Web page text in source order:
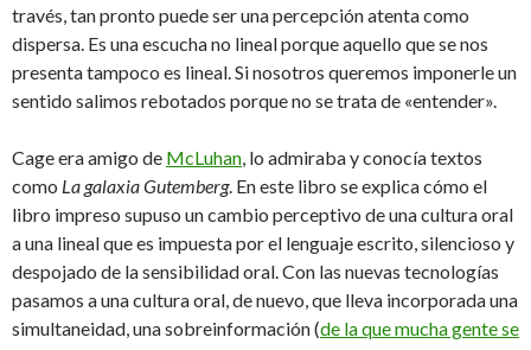
través, tan pronto puede ser una percepción atenta como
dispersa. Es una escucha no lineal porque aquello que se nos
presenta tampoco es lineal. Si nosotros queremos imponerle un
sentido salimos rebotados porque no se trata de «entender».
Cage era amigo de McLuhan, lo admiraba y conocía textos
como La galaxia Gutemberg. En este libro se explica cómo el
libro impreso supuso un cambio perceptivo de una cultura oral
a una lineal que es impuesta por el lenguaje escrito, silencioso y
despojado de la sensibilidad oral. Con las nuevas tecnologías
pasamos a una cultura oral, de nuevo, que lleva incorporada una
simultaneidad, una sobreinformación (de la que mucha gente se